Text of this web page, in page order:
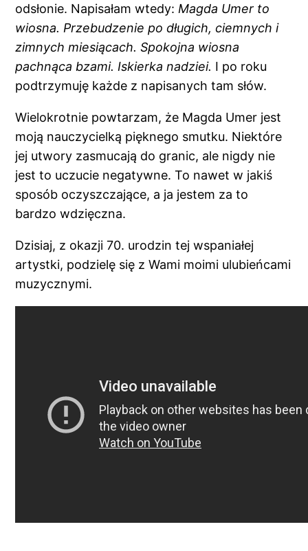
odsłonie. Napisałam wtedy: Magda Umer to
wiosna. Przebudzenie po długich, ciemnych i
zimnych miesiącach. Spokojna wiosna
pachnąca bzami. Iskierka nadziei. I po roku
podtrzymuję każde z napisanych tam słów.
Wielokrotnie powtarzam, że Magda Umer jest
moją nauczycielką pięknego smutku. Niektóre
jej utwory zasmucają do granic, ale nigdy nie
jest to uczucie negatywne. To nawet w jakiś
sposób oczyszczające, a ja jestem za to
bardzo wdzięczna.
Dzisiaj, z okazji 70. urodzin tej wspaniałej
artystki, podzielę się z Wami moimi ulubieńcami
muzycznymi.